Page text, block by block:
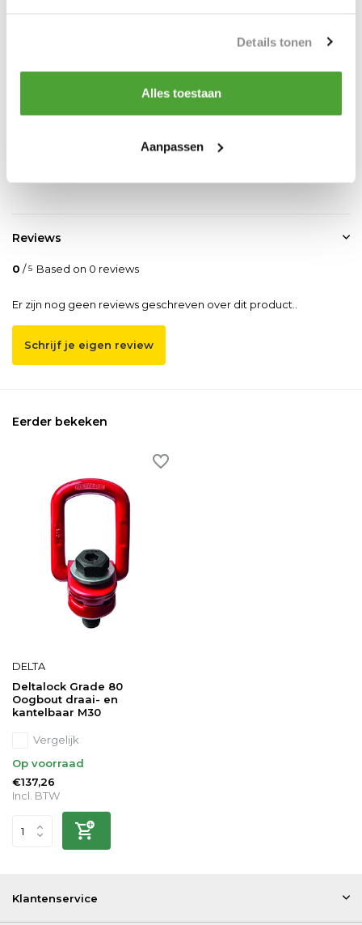
Details tonen
Alles toestaan
Aanpassen
Our employee is happy to help you find the right product
Reviews
0 /5 Based on 0 reviews
Er zijn nog geen reviews geschreven over dit product..
Schrijf je eigen review
Eerder bekeken
DELTA
Deltalock Grade 80
Oogbout draai- en
kantelbaar M30
Vergelijk
Op voorraad
€137,26
Incl. BTW
Klantenservice